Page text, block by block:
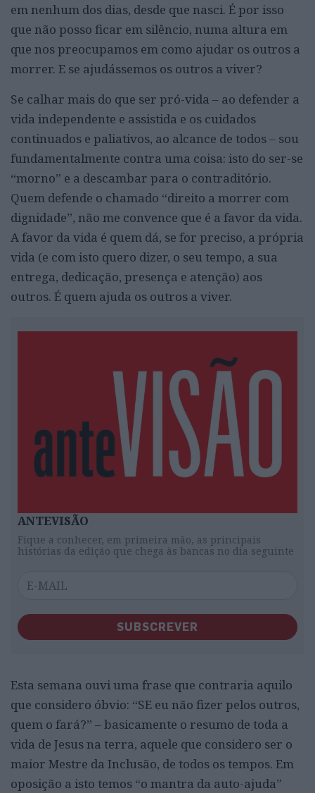
em nenhum dos dias, desde que nasci. É por isso
que não posso ficar em silêncio, numa altura em
que nos preocupamos em como ajudar os outros a
morrer. E se ajudássemos os outros a viver?
Se calhar mais do que ser pró-vida – ao defender a
vida independente e assistida e os cuidados
continuados e paliativos, ao alcance de todos – sou
fundamentalmente contra uma coisa: isto do ser-se
“morno” e a descambar para o contraditório.
Quem defende o chamado “direito a morrer com
dignidade”, não me convence que é a favor da vida.
A favor da vida é quem dá, se for preciso, a própria
vida (e com isto quero dizer, o seu tempo, a sua
entrega, dedicação, presença e atenção) aos
outros. É quem ajuda os outros a viver.
ANTEVISÃO
Fique a conhecer, em primeira mão, as principais
histórias da edição que chega às bancas no dia seguinte
SUBSCREVER
Esta semana ouvi uma frase que contraria aquilo
que considero óbvio: “SE eu não fizer pelos outros,
quem o fará?” – basicamente o resumo de toda a
vida de Jesus na terra, aquele que considero ser o
maior Mestre da Inclusão, de todos os tempos. Em
oposição a isto temos “o mantra da auto-ajuda”